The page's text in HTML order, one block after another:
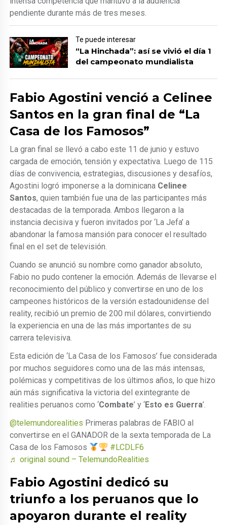
pendiente durante más de tres meses.
Te puede interesar
“La Hinchada”: así se vivió el día 1
del campeonato mundialista
Fabio Agostini venció a Celinee
Santos en la gran final de “La
Casa de los Famosos”
La gran final se llevó a cabo este 11 de junio y estuvo
cargada de emoción, tensión y expectativa. Luego de 115
días de convivencia, estrategias, discusiones y desafíos,
Agostini logró imponerse a la dominicana Celinee
Santos, quien también fue una de las participantes más
destacadas de la temporada. Ambos llegaron a la
instancia decisiva y fueron invitados por ‘La Jefa’ a
abandonar la famosa mansión para conocer el resultado
final en el set de televisión.
Cuando se anunció su nombre como ganador absoluto,
Fabio no pudo contener la emoción. Además de llevarse el
reconocimiento del público y convertirse en uno de los
campeones históricos de la versión estadounidense del
reality, recibió un premio de 200 mil dólares, convirtiendo
la experiencia en una de las más importantes de su
carrera televisiva.
Esta edición de ‘La Casa de los Famosos’ fue considerada
por muchos seguidores como una de las más intensas,
polémicas y competitivas de los últimos años, lo que hizo
aún más significativa la victoria del exintegrante de
realities peruanos como ‘Combate’ y ‘Esto es Guerra’.
@telemundorealities Primeras palabras de FABIO al
convertirse en el GANADOR de la sexta temporada de La
Casa de los Famosos
#LCDLF6
♬ original sound – TelemundoRealities
Fabio Agostini dedicó su
triunfo a los peruanos que lo
apoyaron durante el reality